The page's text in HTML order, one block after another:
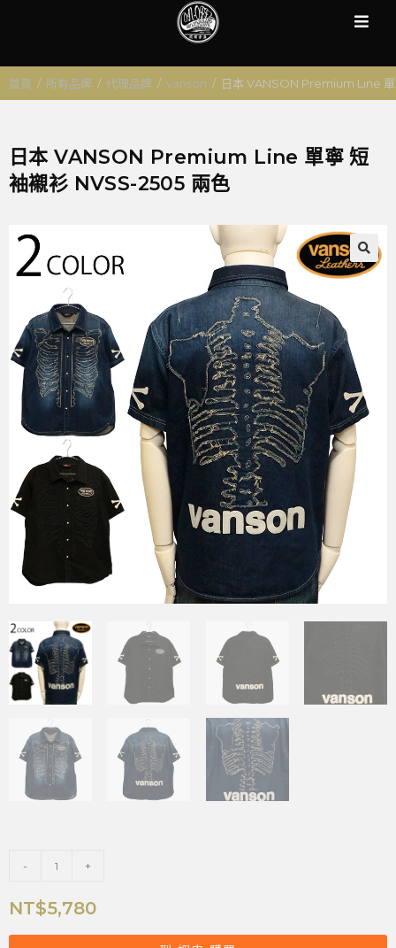
首頁 / 所有品牌 / 代理品牌 / vanson / 日本 VANSON Premium Line
日本 VANSON Premium Line 單寧 短
袖襯衫 NVSS-2505 兩色
🔍
- +
NT$5,780